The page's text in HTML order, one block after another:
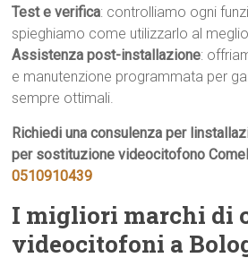
Test e verifica: controlliamo ogni
spieghiamo come utilizzarlo al
Assistenza post-installazione:
e manutenzione programmata per
sempre ottimali.
Richiedi una consulenza per
per sostituzione videocitofono
0510910439
I migliori marchi di
videocitofoni a